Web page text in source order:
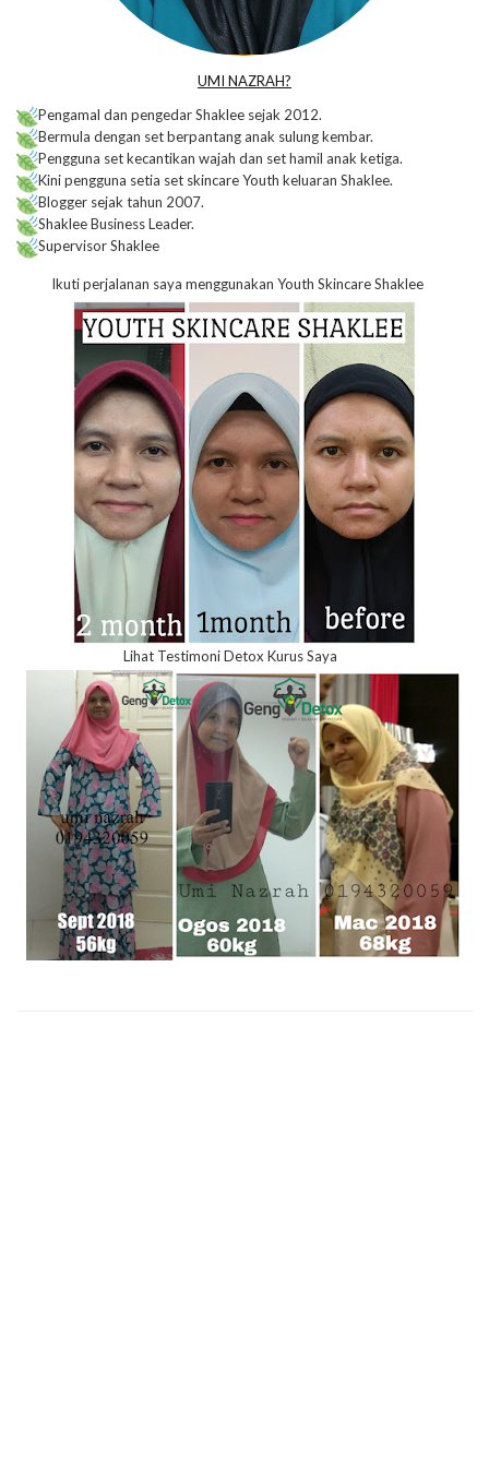
UMI NAZRAH?
Pengamal dan pengedar Shaklee sejak 2012.
Bermula dengan set berpantang anak sulung kembar.
Pengguna set kecantikan wajah dan set hamil anak ketiga.
Kini pengguna setia set skincare Youth keluaran Shaklee.
Blogger sejak tahun 2007.
Shaklee Business Leader.
Supervisor Shaklee
Ikuti perjalanan saya menggunakan Youth Skincare Shaklee
Lihat Testimoni Detox Kurus Saya